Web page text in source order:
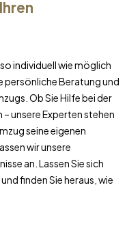
so individuell wie möglich
persönliche Beratung und
Ob Sie Hilfe bei der
unsere Experten stehen
seine eigenen
wir unsere
an. Lassen Sie sich
finden Sie heraus, wie